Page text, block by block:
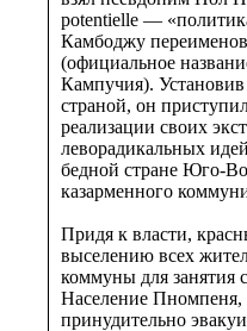
potentielle —
Камбоджу
(официальное
Кампучия).
страной, он
реализации своих
леворадикальных
бедной стране Юго-
казарменного
Придя к власти,
выселению всех
коммуны для занятия
Население
принудительно